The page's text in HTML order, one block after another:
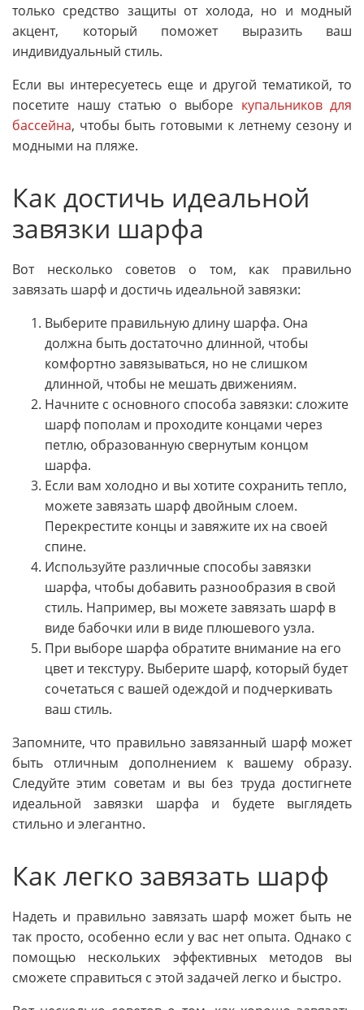
только средство защиты от холода, но и модный
акцент, который поможет выразить ваш
индивидуальный стиль.
Если вы интересуетесь еще и другой тематикой, то
посетите нашу статью о выборе купальников для
бассейна, чтобы быть готовыми к летнему сезону и
модными на пляже.
Как достичь идеальной
завязки шарфа
Вот несколько советов о том, как правильно
завязать шарф и достичь идеальной завязки:
Выберите правильную длину шарфа. Она
должна быть достаточно длинной, чтобы
комфортно завязываться, но не слишком
длинной, чтобы не мешать движениям.
Начните с основного способа завязки: сложите
шарф пополам и проходите концами через
петлю, образованную свернутым концом
шарфа.
Если вам холодно и вы хотите сохранить тепло,
можете завязать шарф двойным слоем.
Перекрестите концы и завяжите их на своей
спине.
Используйте различные способы завязки
шарфа, чтобы добавить разнообразия в свой
стиль. Например, вы можете завязать шарф в
виде бабочки или в виде плюшевого узла.
При выборе шарфа обратите внимание на его
цвет и текстуру. Выберите шарф, который будет
сочетаться с вашей одеждой и подчеркивать
ваш стиль.
Запомните, что правильно завязанный шарф может
быть отличным дополнением к вашему образу.
Следуйте этим советам и вы без труда достигнете
идеальной завязки шарфа и будете выглядеть
стильно и элегантно.
Как легко завязать шарф
Надеть и правильно завязать шарф может быть не
так просто, особенно если у вас нет опыта. Однако с
помощью нескольких эффективных методов вы
сможете справиться с этой задачей легко и быстро.